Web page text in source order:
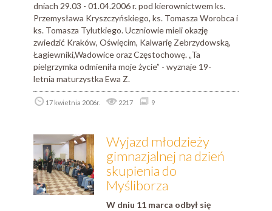
dniach 29.03 - 01.04.2006 r. pod kierownictwem ks.
Przemysława Kryszczyńskiego, ks. Tomasza Worobca i
ks. Tomasza Tylutkiego. Uczniowie mieli okazję
zwiedzić Kraków, Oświęcim, Kalwarię Zebrzydowską,
Łagiewniki,Wadowice oraz Częstochowę. „Ta
pielgrzymka odmieniła moje życie” - wyznaje 19-
letnia maturzystka Ewa Z.
17 kwietnia 2006r. 2217 9
Wyjazd młodzieży
gimnazjalnej na dzień
skupienia do
Myśliborza
W dniu 11 marca odbył się